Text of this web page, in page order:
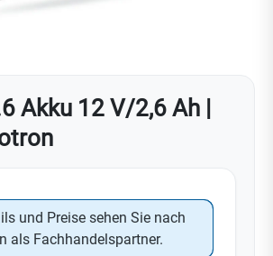
Akku 12 V/2,6 Ah |
und Preise sehen Sie nach
als Fachhandelspartner.